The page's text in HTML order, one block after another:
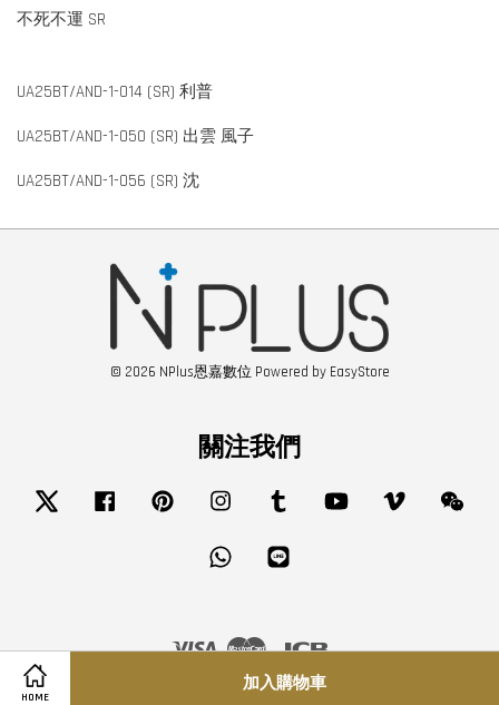
HOME
加入購物車
不死不運 SR
UA25BT/AND-1-014 (SR) 利普
UA25BT/AND-1-050 (SR) 出雲 風子
UA25BT/AND-1-056 (SR) 沈
© 2026 NPlus恩嘉數位 Powered by EasyStore
關注我們
Twitter Facebook Pinterest Instagram Tumblr YouTube Vimeo
Whatsapp
Visa Master